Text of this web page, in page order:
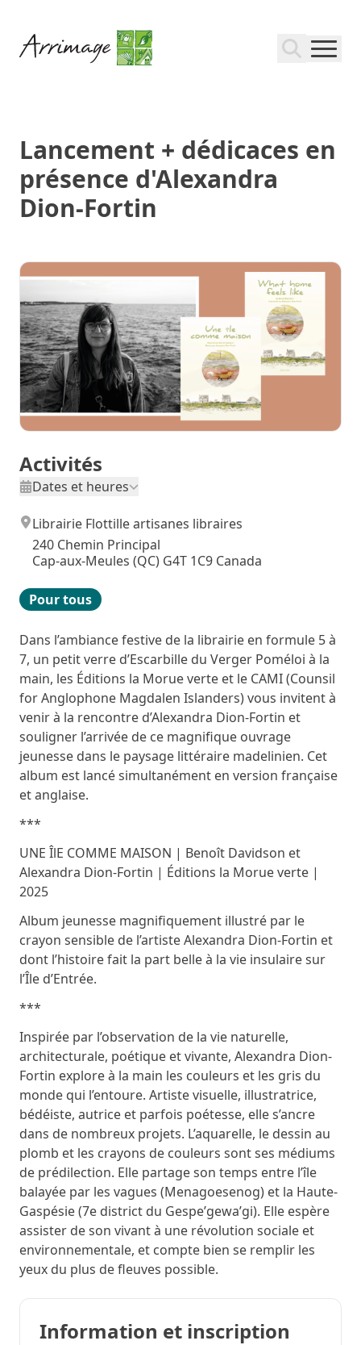
Lancement + dédicaces en
présence d'Alexandra
Dion-Fortin
Activités
Dates et heures
Librairie Flottille artisanes libraires
240 Chemin Principal
Cap-aux-Meules (QC) G4T 1C9 Canada
Pour tous
Dans l’ambiance festive de la librairie en formule 5 à
7, un petit verre d’Escarbille du Verger Poméloi à la
main, les Éditions la Morue verte et le CAMI (Counsil
for Anglophone Magdalen Islanders) vous invitent à
venir à la rencontre d’Alexandra Dion-Fortin et
souligner l’arrivée de ce magnifique ouvrage
jeunesse dans le paysage littéraire madelinien. Cet
album est lancé simultanément en version française
et anglaise.
***
UNE ÎlE COMME MAISON | Benoît Davidson et
Alexandra Dion-Fortin | Éditions la Morue verte |
2025
Album jeunesse magnifiquement illustré par le
crayon sensible de l’artiste Alexandra Dion-Fortin et
dont l’histoire fait la part belle à la vie insulaire sur
l’Île d’Entrée.
***
Inspirée par l’observation de la vie naturelle,
architecturale, poétique et vivante, Alexandra Dion-
Fortin explore à la main les couleurs et les gris du
monde qui l’entoure. Artiste visuelle, illustratrice,
bédéiste, autrice et parfois poétesse, elle s’ancre
dans de nombreux projets. L’aquarelle, le dessin au
plomb et les crayons de couleurs sont ses médiums
de prédilection. Elle partage son temps entre l’île
balayée par les vagues (Menagoesenog) et la Haute-
Gaspésie (7e district du Gespe’gewa’gi). Elle espère
assister de son vivant à une révolution sociale et
environnementale, et compte bien se remplir les
yeux du plus de fleuves possible.
Information et inscription